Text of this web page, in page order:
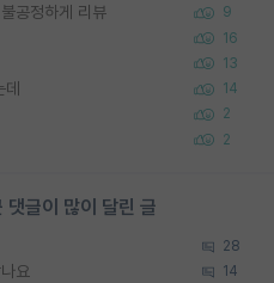
공정하게 리뷰 9
16
13
14
2
2
글이 많이 달린 글
28
요 14